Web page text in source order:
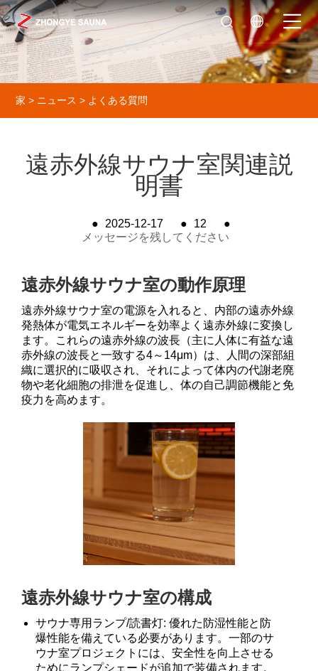
家 > ニュース > よくある質問
遠赤外線サウナ室関連説
明書
● 2025-12-17 ● 12
●
メッセージを残してください
遠赤外線サウナ室の動作原理
遠赤外線サウナ室の電源を入れると、内部の遠赤外線
発熱体が電気エネルギーを効率よく遠赤外線に変換し
ます。これらの遠赤外線の波長（主に人体に有益な遠
赤外線の波長と一致する4～14μm）は、人間の深部組
織に選択的に吸収され、それによって体内の代謝老廃
物や老化細胞の排泄を促進し、体の自己調節機能と免
疫力を高めます。
遠赤外線サウナ室の構成
サウナ専用ランプ/読書灯: 優れた防湿性能と防
爆性能を備えている必要があります。一部のサ
ウナ室プロジェクトには、安全性を向上させる
ためにランプシェードが追加で装備されます。